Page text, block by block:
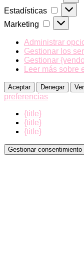
Estadísticas
Marketing Marketing
Administrar
Gestionar los
Gestionar
Leer más sobre
Aceptar Denegar
preferencias
{title}
{title}
{title}
Gestionar consentimiento